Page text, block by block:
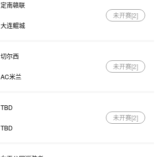
定南赣联
大连鲲城
未开赛[2]
切尔西
AC米兰
未开赛[2]
TBD
TBD
未开赛[2]